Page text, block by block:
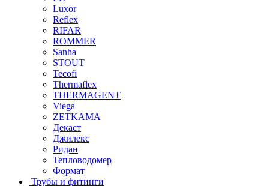
Luxor
Reflex
RIFAR
ROMMER
Sanha
STOUT
Tecofi
Thermaflex
THERMAGENT
Viega
ZETKAMA
Декаст
Джилекс
Ридан
Тепловодомер
Формат
Трубы и фитинги